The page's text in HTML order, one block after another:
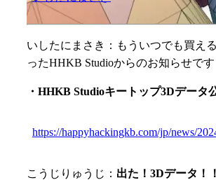
いしたにまさき：もういつでも買え
ったHHKB Studioからのお知らせです
・HHKB Studioキートップ3Dデータ
https://happyhackingkb.com/jp/news/
こうじりゅうじ： 出た！3Dデータ！